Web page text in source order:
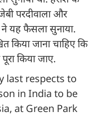
जेबी परदीवाला और
ने यह फैसला सुनाया.
किया जाना चाहिए कि
किया जाए.
last respects to
in India to be
at Green Park